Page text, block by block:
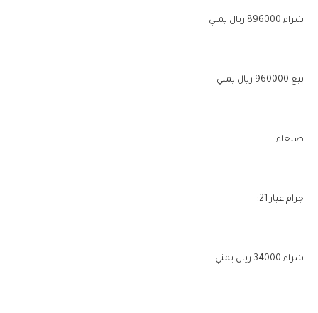
شراء 896000 ريال يمني
بيع 960000 ريال يمني
صنعاء
جرام عيار 21:
شراء 34000 ريال يمني